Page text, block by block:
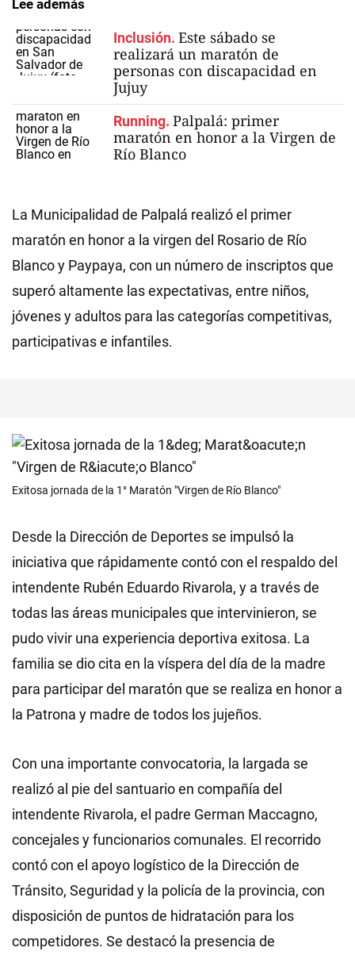
Lee además
Inclusión. Este sábado se
realizará un maratón de
personas con discapacidad en
Jujuy
Running. Palpalá: primer
maratón en honor a la Virgen de
Río Blanco
La Municipalidad de Palpalá realizó el primer
maratón en honor a la virgen del Rosario de Río
Blanco y Paypaya, con un número de inscriptos que
superó altamente las expectativas, entre niños,
jóvenes y adultos para las categorías competitivas,
participativas e infantiles.
Exitosa jornada de la 1° Maratón "Virgen de Río Blanco"
Desde la Dirección de Deportes se impulsó la
iniciativa que rápidamente contó con el respaldo del
intendente Rubén Eduardo Rivarola, y a través de
todas las áreas municipales que intervinieron, se
pudo vivir una experiencia deportiva exitosa. La
familia se dio cita en la víspera del día de la madre
para participar del maratón que se realiza en honor a
la Patrona y madre de todos los jujeños.
Con una importante convocatoria, la largada se
realizó al pie del santuario en compañía del
intendente Rivarola, el padre German Maccagno,
concejales y funcionarios comunales. El recorrido
contó con el apoyo logístico de la Dirección de
Tránsito, Seguridad y la policía de la provincia, con
disposición de puntos de hidratación para los
competidores. Se destacó la presencia de